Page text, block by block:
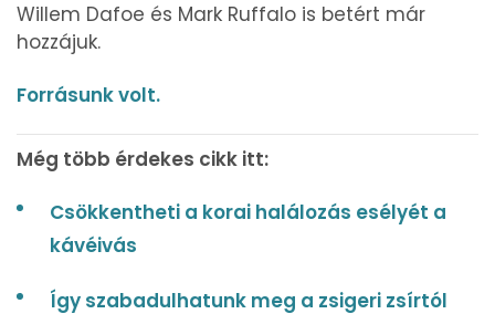
Willem Dafoe és Mark Ruffalo is betért már
hozzájuk.
Forrásunk volt.
Még több érdekes cikk itt:
Csökkentheti a korai halálozás esélyét a
kávéivás
Így szabadulhatunk meg a zsigeri zsírtól